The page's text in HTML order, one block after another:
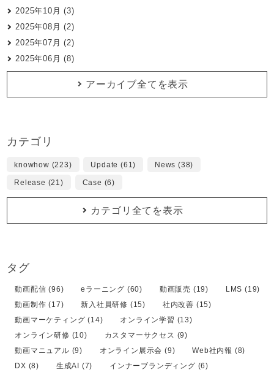
2025年10月 (3)
2025年08月 (2)
2025年07月 (2)
2025年06月 (8)
アーカイブ全てを表示
カテゴリ
knowhow (223) Update (61) News (38)
Release (21) Case (6)
カテゴリ全てを表示
タグ
動画配信 (96) eラーニング (60) 動画販売 (19)
LMS (19)
動画制作 (17)
新入社員研修 (15)
社内改善 (15)
動画マーケティング (14)
オンライン学習 (13)
オンライン研修 (10)
カスタマーサクセス (9)
動画マニュアル (9)
オンライン展示会 (9)
Web社内報 (8)
DX (8)
生成AI (7)
インナーブランディング (6)